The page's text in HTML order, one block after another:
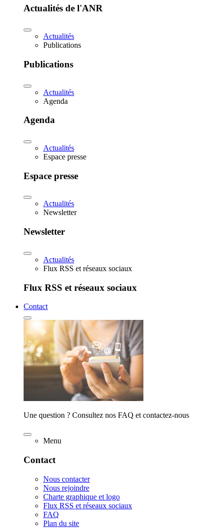
Actualités de l'ANR
Actualités
Publications
Publications
Actualités
Agenda
Agenda
Actualités
Espace presse
Espace presse
Actualités
Newsletter
Newsletter
Actualités
Flux RSS et réseaux sociaux
Flux RSS et réseaux sociaux
Contact
Une question ? Consultez nos FAQ et contactez-nous
Menu
Contact
Nous contacter
Nous rejoindre
Charte graphique et logo
Flux RSS et réseaux sociaux
FAQ
Plan du site